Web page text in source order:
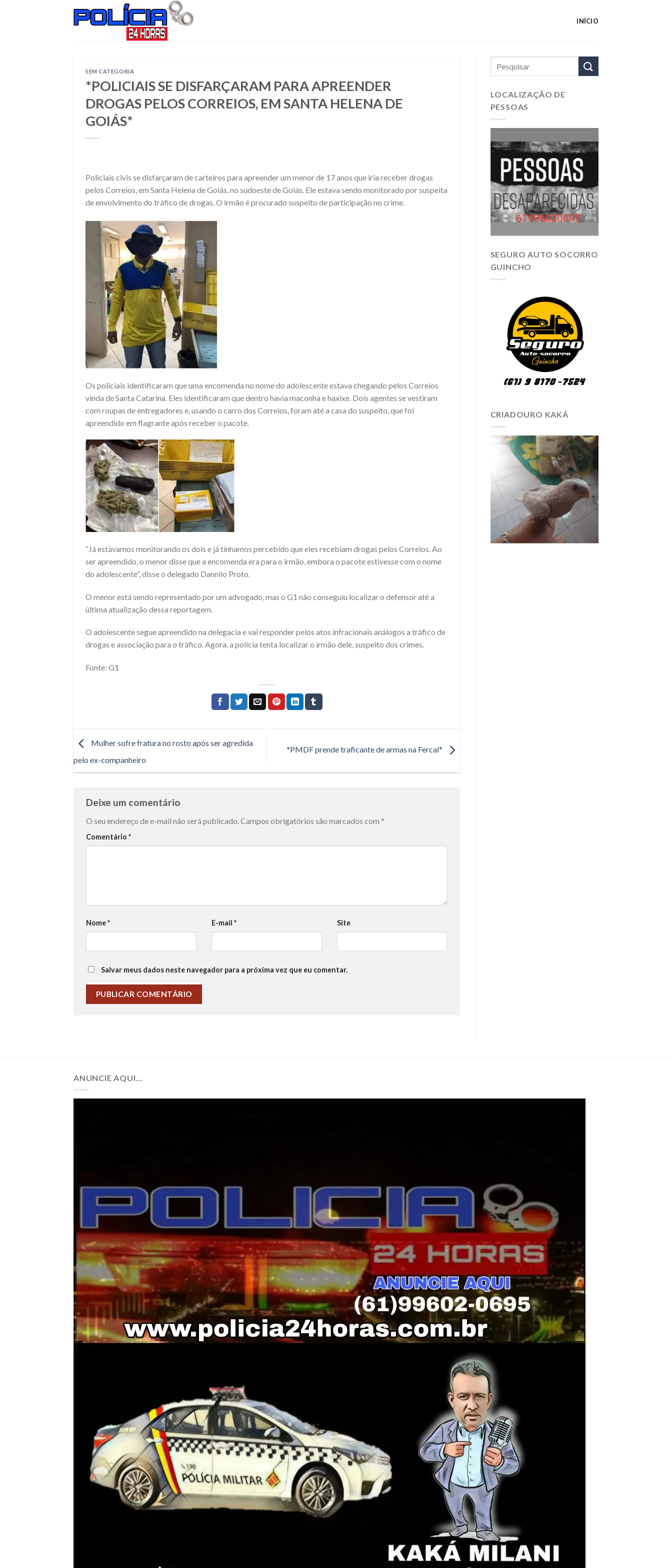
INÍCIO
SEM CATEGORIA
*POLICIAIS SE DISFARÇARAM PARA APREENDER
DROGAS PELOS CORREIOS, EM SANTA HELENA DE
GOIÁS*
Policiais civis se disfarçaram de carteiros para apreender um menor de 17 anos que iria receber drogas
pelos Correios, em Santa Helena de Goiás, no sudoeste de Goiás. Ele estava sendo monitorado por suspeita
de envolvimento do tráfico de drogas. O irmão é procurado suspeito de participação no crime.
Os policiais identificaram que uma encomenda no nome do adolescente estava chegando pelos Correios
vinda de Santa Catarina. Eles identificaram que dentro havia maconha e haxixe. Dois agentes se vestiram
com roupas de entregadores e, usando o carro dos Correios, foram até a casa do suspeito, que foi
apreendido em flagrante após receber o pacote.
“Já estávamos monitorando os dois e já tínhamos percebido que eles recebiam drogas pelos Correios. Ao
ser apreendido, o menor disse que a encomenda era para o irmão, embora o pacote estivesse com o nome
do adolescente”, disse o delegado Dannilo Proto.
O menor está sendo representado por um advogado, mas o G1 não conseguiu localizar o defensor até a
última atualização dessa reportagem.
O adolescente segue apreendido na delegacia e vai responder pelos atos infracionais análogos a tráfico de
drogas e associação para o tráfico. Agora, a polícia tenta localizar o irmão dele, suspeito dos crimes.
Fonte: G1
Mulher sofre fratura no rosto após ser agredida
pelo ex-companheiro
*PMDF prende traficante de armas na Fercal*
Deixe um comentário
O seu endereço de e-mail não será publicado.Campos obrigatórios são marcados com *
Comentário *
Nome* E-mail * Site
Salvar meus dados neste navegador para a próxima vez que eu comentar.
LOCALIZAÇÃO DE
PESSOAS
SEGURO AUTO SOCORRO
GUINCHO
CRIADOURO KAKÁ
ANUNCIE AQUI…